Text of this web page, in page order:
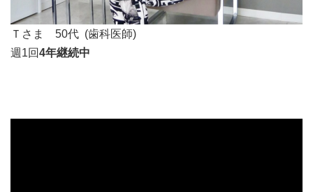
Ｔさま 50代 (歯科医師)
週1回4年継続中